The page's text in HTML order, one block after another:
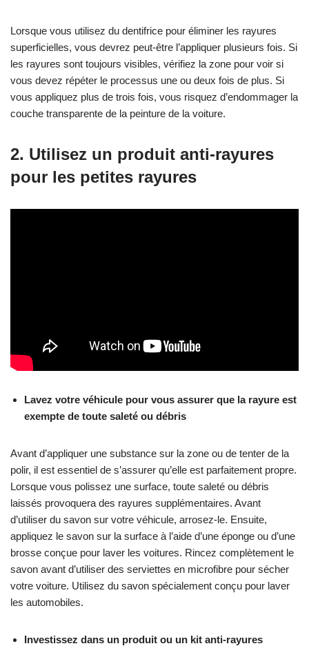
Lorsque vous utilisez du dentifrice pour éliminer les rayures
superficielles, vous devrez peut-être l’appliquer plusieurs fois. Si
les rayures sont toujours visibles, vérifiez la zone pour voir si
vous devez répéter le processus une ou deux fois de plus. Si
vous appliquez plus de trois fois, vous risquez d’endommager la
couche transparente de la peinture de la voiture.
2. Utilisez un produit anti-rayures
pour les petites rayures
Lavez votre véhicule pour vous assurer que la rayure est
exempte de toute saleté ou débris
Avant d’appliquer une substance sur la zone ou de tenter de la
polir, il est essentiel de s’assurer qu’elle est parfaitement propre.
Lorsque vous polissez une surface, toute saleté ou débris
laissés provoquera des rayures supplémentaires. Avant
d’utiliser du savon sur votre véhicule, arrosez-le. Ensuite,
appliquez le savon sur la surface à l’aide d’une éponge ou d’une
brosse conçue pour laver les voitures. Rincez complètement le
savon avant d’utiliser des serviettes en microfibre pour sécher
votre voiture. Utilisez du savon spécialement conçu pour laver
les automobiles.
Investissez dans un produit ou un kit anti-rayures